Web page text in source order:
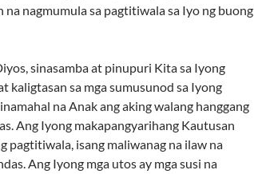
na nagmumula sa pagtitiwala sa Iyo ng buong
sinasamba at pinupuri Kita sa Iyong
kaligtasan sa mga sumusunod sa Iyong
na Anak ang aking walang hanggang
Ang Iyong makapangyarihang Kautusan
pagtitiwala, isang maliwanag na ilaw na
Ang Iyong mga utos ay mga susi na